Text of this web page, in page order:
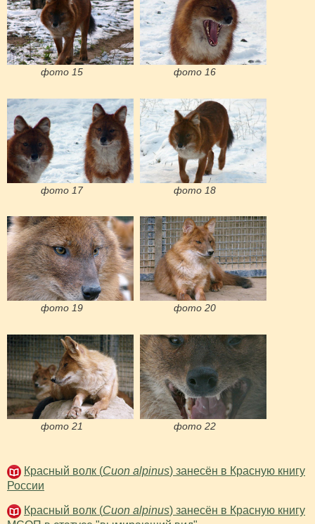
фото 15 фото 16
фото 17 фото 18
фото 19 фото 20
фото 21 фото 22
Красный волк (Cuon alpinus) занесён в Красную книгу
России
Красный волк (Cuon alpinus) занесён в Красную книгу